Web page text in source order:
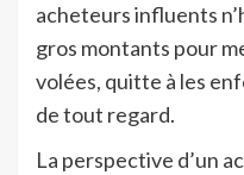
acheteurs influents
gros montants pour
volées, quitte à les
de tout regard.
La perspective d’un